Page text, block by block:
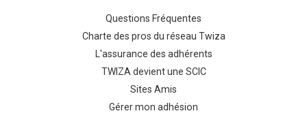
Questions Fréquentes
Charte des pros du réseau Twiza
L'assurance des adhérents
TWIZA devient une SCIC
Sites Amis
Gérer mon adhésion